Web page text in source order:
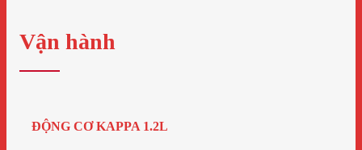
Vận hành
ĐỘNG CƠ KAPPA 1.2L